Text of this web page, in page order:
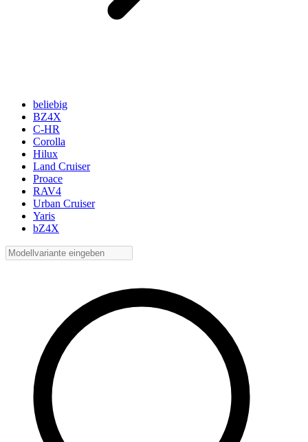
beliebig
BZ4X
C-HR
Corolla
Hilux
Land Cruiser
Proace
RAV4
Urban Cruiser
Yaris
bZ4X